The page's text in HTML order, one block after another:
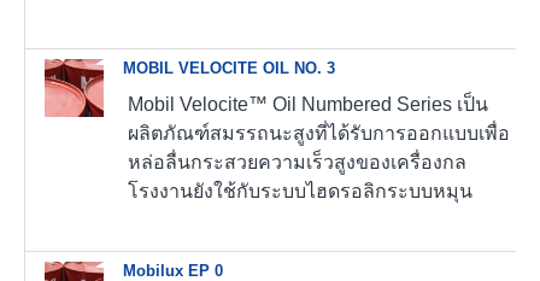
MOBIL VELOCITE OIL NO. 3
Mobil Velocite™ Oil Numbered Series เป็น
ผลิตภัณฑ์สมรรถนะสูงที่ได้รับการออกแบบเพื่อ
หล่อลื่นกระสวยความเร็วสูงของเครื่องกล
โรงงานยังใช้กับระบบไฮดรอลิกระบบหมุน
Mobilux EP 0